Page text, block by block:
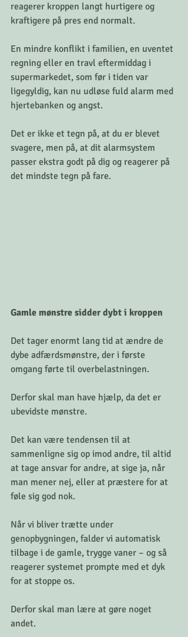
reagerer kroppen langt hurtigere og
kraftigere på pres end normalt.
En mindre konflikt i familien, en uventet
regning eller en travl eftermiddag i
supermarkedet, som før i tiden var
ligegyldig, kan nu udløse fuld alarm med
hjertebanken og angst.
Det er ikke et tegn på, at du er blevet
svagere, men på, at dit alarmsystem
passer ekstra godt på dig og reagerer på
det mindste tegn på fare.
Gamle mønstre sidder dybt i kroppen
Det tager enormt lang tid at ændre de
dybe adfærdsmønstre, der i første
omgang førte til overbelastningen.
Derfor skal man have hjælp, da det er
ubevidste mønstre.
Det kan være tendensen til at
sammenligne sig op imod andre, til altid
at tage ansvar for andre, at sige ja, når
man mener nej, eller at præstere for at
føle sig god nok.
Når vi bliver trætte under
genopbygningen, falder vi automatisk
tilbage i de gamle, trygge vaner – og så
reagerer systemet prompte med et dyk
for at stoppe os.
Derfor skal man lære at gøre noget
andet.